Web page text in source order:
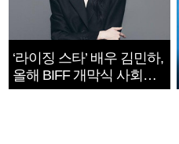
‘라이징 스타’ 배우 김민하,
올해 BIFF 개막식 사회자
확정